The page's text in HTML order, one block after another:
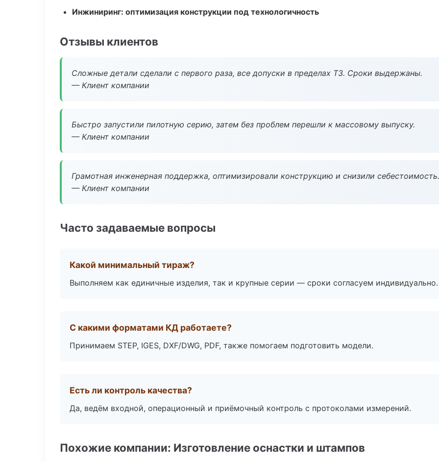
Инжиниринг: оптимизация конструкции под технологичность
Отзывы клиентов
Сложные детали сделали с первого раза, все допуски в пределах ТЗ. Сроки выдержаны.
— Клиент компании
Быстро запустили пилотную серию, затем без проблем перешли к массовому выпуску.
— Клиент компании
Грамотная инженерная поддержка, оптимизировали конструкцию и снизили себестоимость.
— Клиент компании
Часто задаваемые вопросы
Какой минимальный тираж?
Выполняем как единичные изделия, так и крупные серии — сроки согласуем индивидуально.
С какими форматами КД работаете?
Принимаем STEP, IGES, DXF/DWG, PDF, также помогаем подготовить модели.
Есть ли контроль качества?
Да, ведём входной, операционный и приёмочный контроль с протоколами измерений.
Похожие компании: Изготовление оснастки и штампов